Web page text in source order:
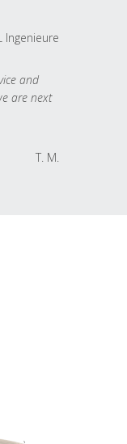
Ingenieure
and
are next
T. M.